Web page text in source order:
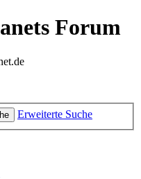
Forum
Erweiterte Suche